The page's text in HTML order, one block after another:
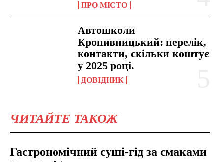
ПРО МІСТО
Автошколи
Кропивницький: перелік,
контакти, скільки коштує
у 2025 році.
ДОВІДНИК
ЧИТАЙТЕ ТАКОЖ
Гастрономічний суші-гід за смаками